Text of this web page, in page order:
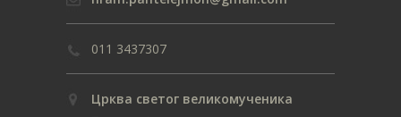
011 3437307
Црква светог великомученика